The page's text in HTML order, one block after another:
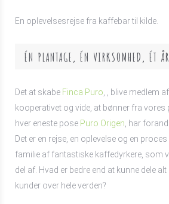
En oplevelsesrejse fra kaffebar til kilde.
ÉN PLANTAGE, ÉN VIRKSOMHED, ÉT
Det at skabe Finca Puro , , blive medlem
kooperativet og vide, at bønner fra vores
hver eneste pose Puro Origen , har
Det er en rejse, en oplevelse og en
familie af fantastiske kaffedyrkere, som
del af. Hvad er bedre end at kunne dele
kunder over hele verden?